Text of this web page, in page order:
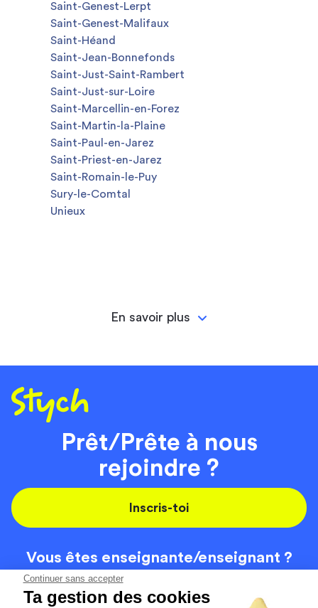
Continuer sans accepter
Ta gestion des cookies
Saint-Genest-Lerpt
Saint-Genest-Malifaux
Saint-Héand
Saint-Jean-Bonnefonds
Saint-Just-Saint-Rambert
Saint-Just-sur-Loire
Saint-Marcellin-en-Forez
Saint-Martin-la-Plaine
Saint-Paul-en-Jarez
Saint-Priest-en-Jarez
Saint-Romain-le-Puy
Sury-le-Comtal
Unieux
En savoir plus
Prêt/Prête à nous
rejoindre ?
Inscris-toi
Vous êtes enseignante/enseignant ?
On recrute